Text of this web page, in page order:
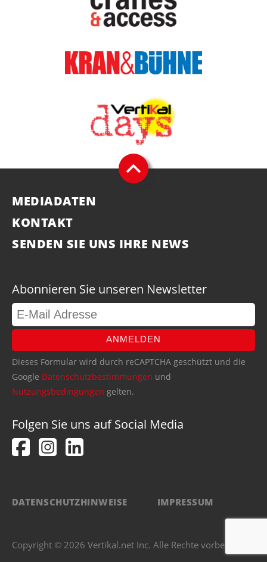
MEDIADATEN
KONTAKT
SENDEN SIE UNS IHRE NEWS
Abonnieren Sie unseren Newsletter
ANMELDEN
Dieses Formular wird durch reCAPTCHA geschützt und die
Google Datenschutzbestimmungen und
Nutzungsbedingungen gelten.
Folgen Sie uns auf Social Media
DATENSCHUTZHINWEISE IMPRESSUM
Copyright © 2026 Vertikal.net Inc. Alle Rechte vorbehalten.